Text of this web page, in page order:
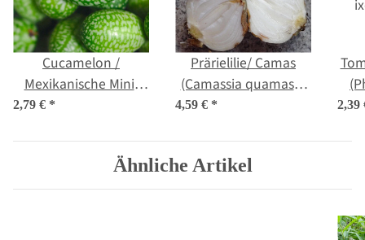
Cucamelon /
Mexikanische Mini-
Gurke (Melothria
2,79 € *
Prärielilie/ Camas
(Camassia quamash)
4,59 € * 2,39
Ähnliche Artikel